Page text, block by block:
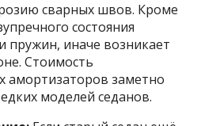
сварных швов. Кроме
состояния
иначе возникает
Стоимость
амортизаторов заметно
моделей седанов.